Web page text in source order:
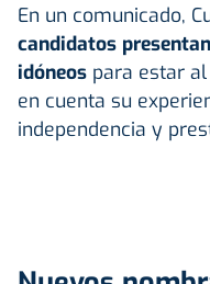
En un comunicado,
candidatos
idóneos para estar
en cuenta su
independencia y